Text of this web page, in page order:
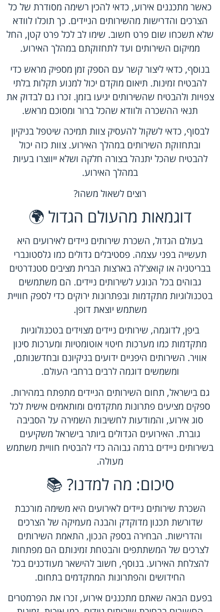
כאשר מתכננים אירוע, כדאי להכין רשימה מסודרת של כל
הצרכים והדרישות מהשירותים הניידים. כך תוכלו לוודא
שלא תשכחו שום פרט חשוב. שימו לב לכל פרט קטן, החל
ממיקום השירותים ועד לתחזוקתם במהלך האירוע.
בנוסף, כדאי ליצור קשר עם הספק זמן מספיק מראש כדי
להבטיח זמינות. תיאום מוקדם יכול למנוע תקלות בלתי
צפויות ולהבטיח שהשירותים יגיעו בזמן. זכרו גם לבדוק את
תנאי ההשכרה ולוודא שהכל ברור ומסוכם מראש.
לבסוף, כדאי לשקול להעסיק צוות תמיכה שיטפל בניקיון
ובתחזוקת השירותים במהלך האירוע. צוות כזה יכול
להבטיח שהכל יתנהל בצורה חלקה ושלא ייווצרו בעיות
במהלך האירוע.
רוצים לשאול משהו?
דוגמאות מהעולם הגדול 🌍
בעולם הגדול, השכרת שירותים ניידים לאירועים היא
תעשייה בפני עצמה. פסטיבלים גדולים כמו גלסטונברי
בבריטניה או קואצ'לה בארצות הברית מציבים סטנדרטים
גבוהים בכל הנוגע לשירותים ניידים. הם משתמשים
בטכנולוגיות מתקדמות ובפתרונות ירוקים כדי לספק חוויית
משתמש יוצאת דופן.
ביפן, לדוגמה, שירותים ניידים מצוידים בטכנולוגיות
מתקדמות כמו מערכות חיטוי אוטומטיות ומערכות סינון
אוויר. השירותים היפניים ידועים בניקיונם ובחדשנותם,
ומשמשים דוגמה לרבים ברחבי העולם.
גם בישראל, תחום השירותים הניידים מתפתח במהירות.
ספקים מציעים פתרונות מתקדמים ומותאמים אישית לכל
סוג אירוע, והמודעות לחשיבות השמירה על הסביבה
גוברת. האירועים הגדולים ביותר בישראל משקיעים
בשירותים ניידים ברמה גבוהה כדי להבטיח חוויית משתמש
מעולה.
סיכום: מה למדנו? 📚
השכרת שירותים ניידים לאירועים היא משימה מורכבת
שדורשת תכנון מדוקדק והבנה מעמיקה של הצרכים
והדרישות. הבחירה בספק הנכון, התאמת השירותים
לצרכים של המשתתפים והבטחת זמינותם הם מפתחות
להצלחת האירוע. בנוסף, חשוב להישאר מעודכנים בכל
החידושים והפתרונות המתקדמים בתחום.
בפעם הבאה שאתם מתכננים אירוע, זכרו את הפרמטרים